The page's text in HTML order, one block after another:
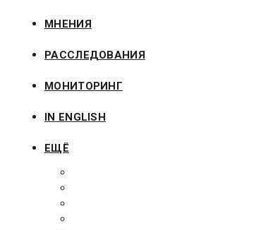
МНЕНИЯ
РАССЛЕДОВАНИЯ
МОНИТОРИНГ
IN ENGLISH
ЕЩЁ